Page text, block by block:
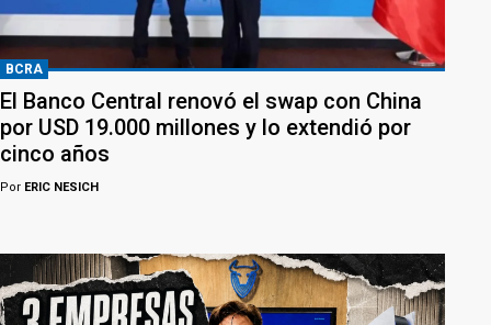
BCRA
El Banco Central renovó el swap con China
por USD 19.000 millones y lo extendió por
cinco años
Por ERIC NESICH